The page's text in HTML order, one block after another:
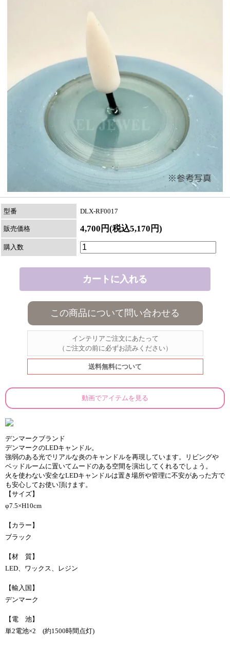
型番 DLX-RF0017
販売価格 4,700円(税込5,170円)
購入数
この商品について問い合わせる
インテリアご注文にあたって
（ご注文の前に必ずお読みください）
送料無料について
動画でアイテムを見る
デンマークブランド
デンマークのLEDキャンドル。
強弱のある光でリアルな炎のキャンドルを再現しています。リビングや
ベッドルームに置いてムードのある空間を演出してくれるでしょう。
火を使わない安全なLEDキャンドルは置き場所や管理に不安があった方で
も安心してお使い頂けます。
【サイズ】
φ7.5×H10cm
【カラー】
ブラック
【材 質】
LED、ワックス、レジン
【輸入国】
デンマーク
【電 池】
単2電池×2 (約1500時間点灯)